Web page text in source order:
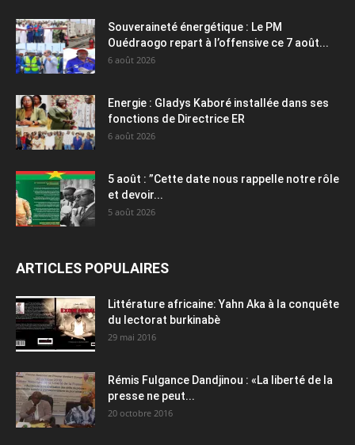
Souveraineté énergétique : Le PM
Ouédraogo repart à l’offensive ce 7 août...
6 août 2026
Energie : Gladys Kaboré installée dans ses
fonctions de Directrice ER
6 août 2026
5 août : ”Cette date nous rappelle notre rôle
et devoir...
5 août 2026
ARTICLES POPULAIRES
Littérature africaine: Yahn Aka à la conquête
du lectorat burkinabè
29 mai 2016
Rémis Fulgance Dandjinou : «La liberté de la
presse ne peut...
20 octobre 2016